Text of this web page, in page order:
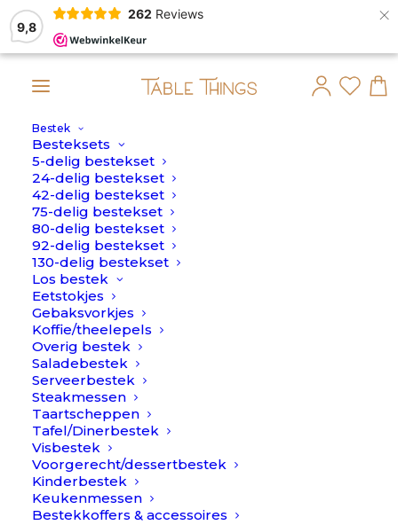
9,8
262 Reviews ×
Bestek
Besteksets
5-delig bestekset
24-delig bestekset
42-delig bestekset
75-delig bestekset
80-delig bestekset
92-delig bestekset
130-delig bestekset
Los bestek
Eetstokjes
Gebaksvorkjes
Koffie/theelepels
Overig bestek
Saladebestek
Serveerbestek
Steakmessen
Taartscheppen
Tafel/Dinerbestek
Visbestek
Voorgerecht/dessertbestek
Kinderbestek
Keukenmessen
Bestekkoffers & accessoires
op maandag 10 Augustus verstuurd.
Home > Daisy
Daisy
AANBIEDING!